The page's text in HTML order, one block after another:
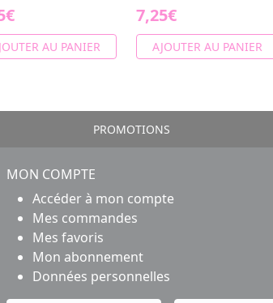
AU PANIER
7,25€
AJOUTER AU PANIER
PROMOTIONS
MON COMPTE
Accéder à mon compte
Mes commandes
Mes favoris
Mon abonnement
Données personnelles